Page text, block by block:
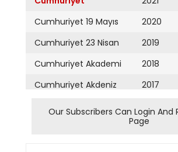
Cumhuriyet 19 Mayıs
Cumhuriyet 23 Nisan
Cumhuriyet Akademi
Cumhuriyet Akdeniz
Cumhuriyet Alışveriş
2020
2019
2018
2017
2016
2015
Our Subscribers Can Login And
Page